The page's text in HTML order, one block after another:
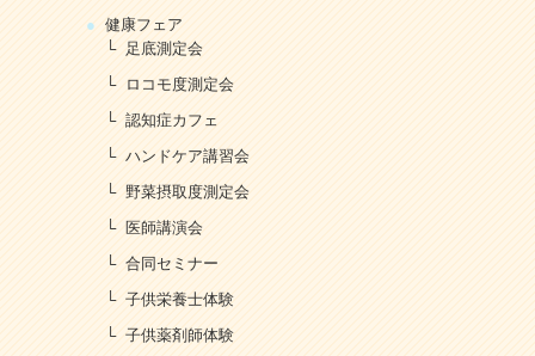
健康フェア
足底測定会
ロコモ度測定会
認知症カフェ
ハンドケア講習会
野菜摂取度測定会
医師講演会
合同セミナー
子供栄養士体験
子供薬剤師体験